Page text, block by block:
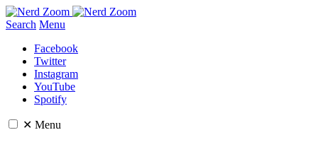
Search Menu
Facebook
Twitter
Instagram
YouTube
Spotify
✕ Menu